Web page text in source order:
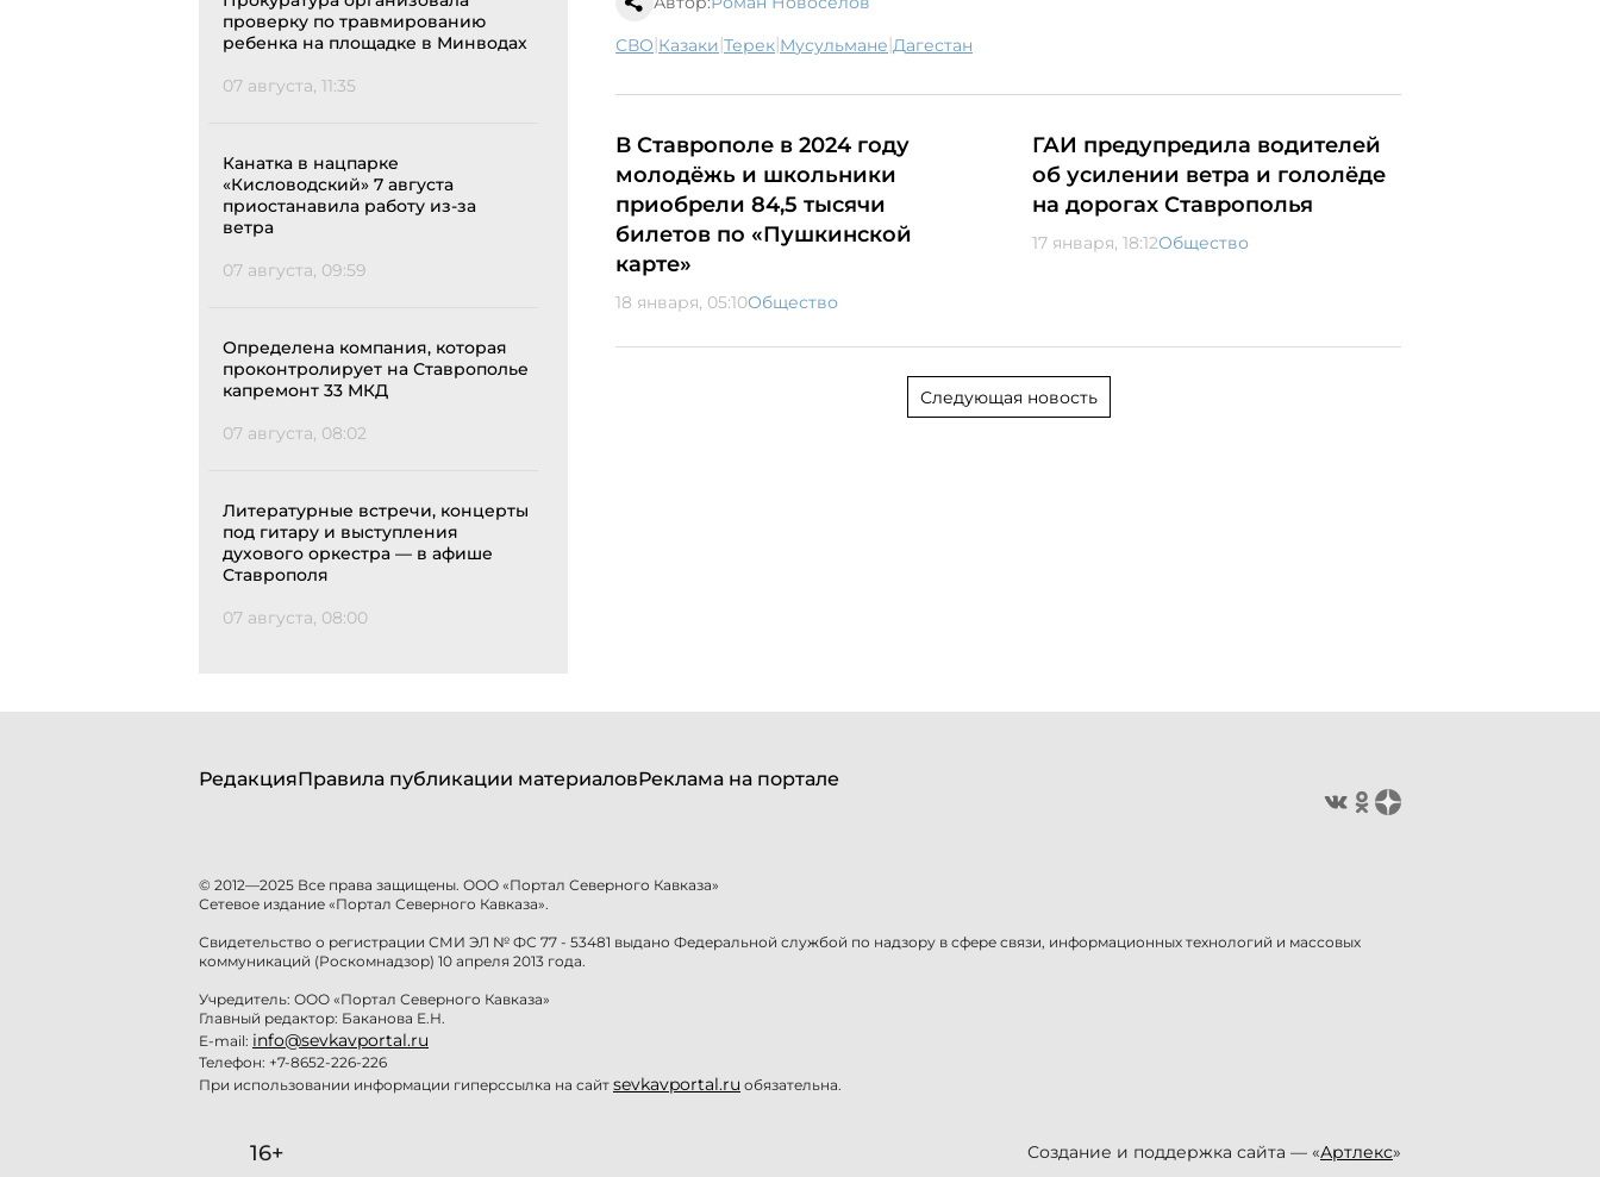
проверку по травмированию
ребенка на площадке в Минводах
07 августа, 11:35
Канатка в нацпарке
«Кисловодский» 7 августа
приостанавила работу из-за
ветра
07 августа, 09:59
Определена компания, которая
проконтролирует на Ставрополье
капремонт 33 МКД
07 августа, 08:02
Литературные встречи, концерты
под гитару и выступления
духового оркестра — в афише
Ставрополя
07 августа, 08:00
СВО| казаки| Терек| мусульмане| Дагестан
В Ставрополе в 2024 году
молодёжь и школьники
приобрели 84,5 тысячи
билетов по «Пушкинской
карте»
18 января, 05:10Общество
ГАИ предупредила водителей
об усилении ветра и гололёде
на дорогах Ставрополья
17 января, 18:12Общество
Следующая новость
РедакцияПравила публикации материаловРеклама на портале
© 2012—2025 Все права защищены. ООО «Портал Северного Кавказа»
Сетевое издание «Портал Северного Кавказа».
Свидетельство о регистрации СМИ ЭЛ № ФС 77 - 53481 выдано Федеральной службой по надзору в сфере связи, информационных технологий и массовых
коммуникаций (Роскомнадзор) 10 апреля 2013 года.
Учредитель: ООО «Портал Северного Кавказа»
Главный редактор: Баканова Е.Н.
E-mail: info@sevkavportal.ru
Телефон: +7-8652-226-226
При использовании информации гиперссылка на сайт sevkavportal.ru обязательна.
16+ Создание и поддержка сайта — «Артлекс»